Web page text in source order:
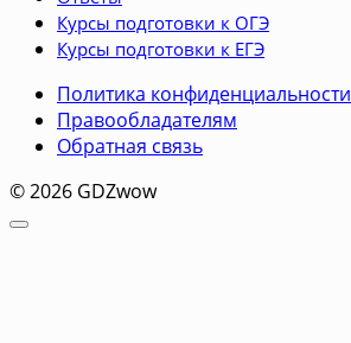
Курсы подготовки к ОГЭ
Курсы подготовки к ЕГЭ
Политика конфиденциальности
Правообладателям
Обратная связь
© 2026 GDZwow